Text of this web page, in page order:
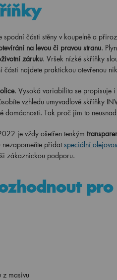
části stěny v koupelně a
na levou či pravou stranu.
záruku. Vršek nízké skříňky
najdete praktickou otevřenou
. Vysoká variabilita se propisuje
vzhledu umyvadlové skříňky
Tak proč jim to
je vždy ošetřen tenkým
přidatspeciální
zákaznickou podporu.
z masivu